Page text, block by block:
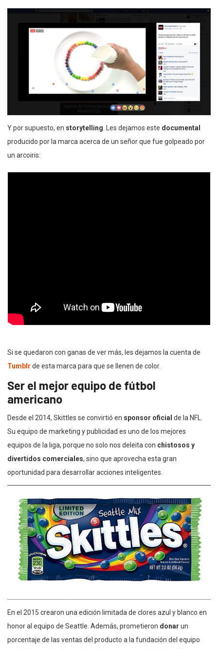
Y por supuesto, en storytelling . Les dejamos este documental
producido por la marca acerca de un señor que fue golpeado por
un arcoiris:
Si se quedaron con ganas de ver más, les dejamos la cuenta de
Tumblr de esta marca para que se llenen de color.
Ser el mejor equipo de fútbol
americano
Desde el 2014, Skittles se convirtió en sponsor oficial de la NFL.
Su equipo de marketing y publicidad es uno de los mejores
equipos de la liga, porque no solo nos deleita con chistosos y
divertidos comerciales, sino que aprovecha esta gran
oportunidad para desarrollar acciones inteligentes.
En el 2015 crearon una edición limitada de clores azul y blanco en
honor al equipo de Seattle. Además, prometieron donar un
porcentaje de las ventas del producto a la fundación del equipo